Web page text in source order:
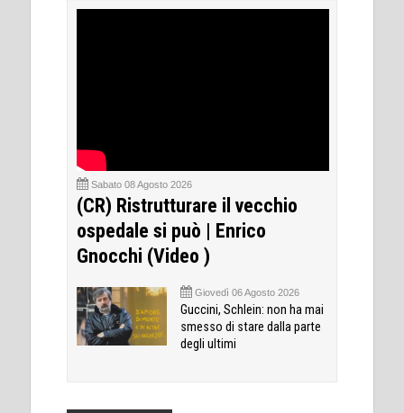
Sabato 08 Agosto 2026
(CR) Ristrutturare il vecchio
ospedale si può | Enrico
Gnocchi (Video )
Giovedì 06 Agosto 2026
Guccini, Schlein: non ha mai
smesso di stare dalla parte
degli ultimi